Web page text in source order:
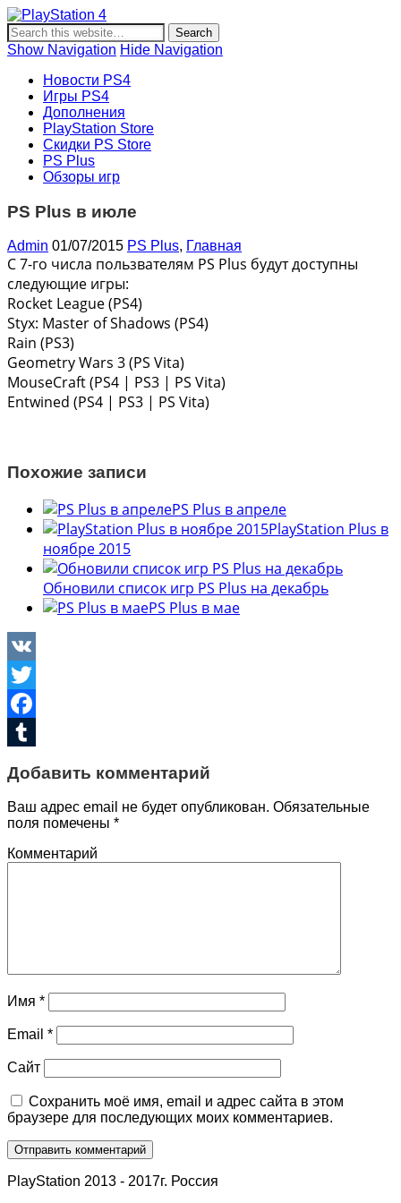
Новости и информация об игровой приставке нового
поколения Sony PlayStation 4, новости игр PS4, обзоры
Show Navigation Hide Navigation
Новости PS4
Игры PS4
Дополнения
PlayStation Store
Скидки PS Store
PS Plus
Обзоры игр
PS Plus в июле
Admin 01/07/2015 PS Plus, Главная
С 7-го числа пользвателям PS Plus будут доступны
следующие игры:
Rocket League (PS4)
Styx: Master of Shadows (PS4)
Rain (PS3)
Geometry Wars 3 (PS Vita)
MouseCraft (PS4 | PS3 | PS Vita)
Entwined (PS4 | PS3 | PS Vita)
Похожие записи
PS Plus в апреле
PlayStation Plus в
ноябре 2015
Обновили список игр PS Plus на декабрь
PS Plus в мае
VK
Twitter
Facebook
Добавить комментарий
Ваш адрес email не будет опубликован. Обязательные
поля помечены *
Комментарий
Имя *
Email *
Сайт
Сохранить моё имя, email и адрес сайта в этом
браузере для последующих моих комментариев.
PlayStation 2013 - 2017г. Россия